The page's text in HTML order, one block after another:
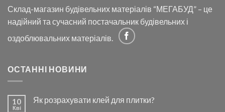
Склад-магазин будівельних матеріалів “МЕГАБУД” – це
надійний та сучасний постачальник будівельних і
оздоблювальних матеріалів.
ОСТАННІ НОВИНИ
10
Кві
Як розрахувати клей для плитки?